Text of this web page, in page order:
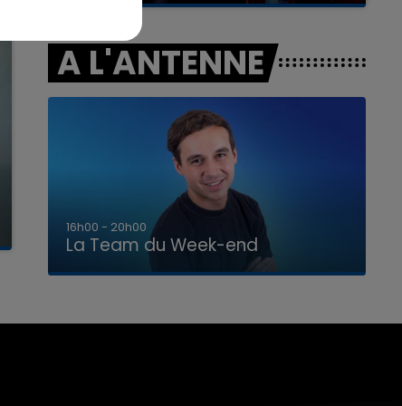
A L'ANTENNE
7h00 - 12h00
La Team du Week-end